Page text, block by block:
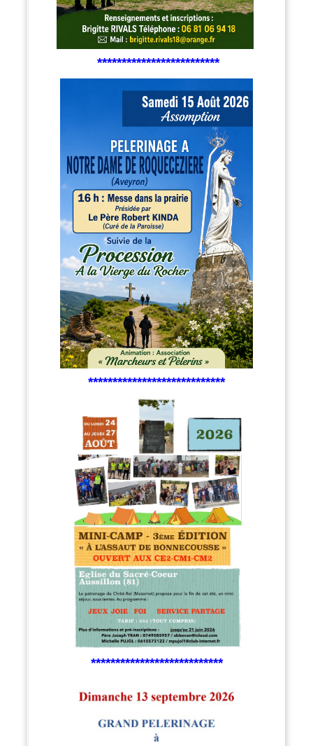
*************************
****************************
***************************